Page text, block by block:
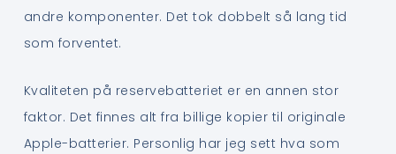
andre komponenter. Det tok dobbelt så lang tid
som forventet.
Kvaliteten på reservebatteriet er en annen stor
faktor. Det finnes alt fra billige kopier til originale
Apple-batterier. Personlig har jeg sett hva som